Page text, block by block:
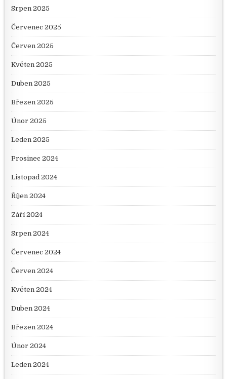
Srpen 2025
Červenec 2025
Červen 2025
Květen 2025
Duben 2025
Březen 2025
Únor 2025
Leden 2025
Prosinec 2024
Listopad 2024
Říjen 2024
Září 2024
Srpen 2024
Červenec 2024
Červen 2024
Květen 2024
Duben 2024
Březen 2024
Únor 2024
Leden 2024